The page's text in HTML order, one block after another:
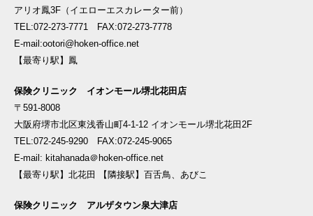
アリオ鳳3F（イエローエスカレーター前）
TEL:072-273-7771 FAX:072-273-7778
E-mail:ootori@hoken-office.net
【最寄り駅】鳳
保険クリニック イオンモール堺北花田店
〒591-8008
大阪府堺市北区東浅香山町4-1-12 イオンモール堺北花田2F
TEL:072-245-9290 FAX:072-245-9065
E-mail: kitahanada＠hoken-office.net
【最寄り駅】北花田 【隣接駅】百舌鳥、あびこ
保険クリニック アルザタウン泉大津店